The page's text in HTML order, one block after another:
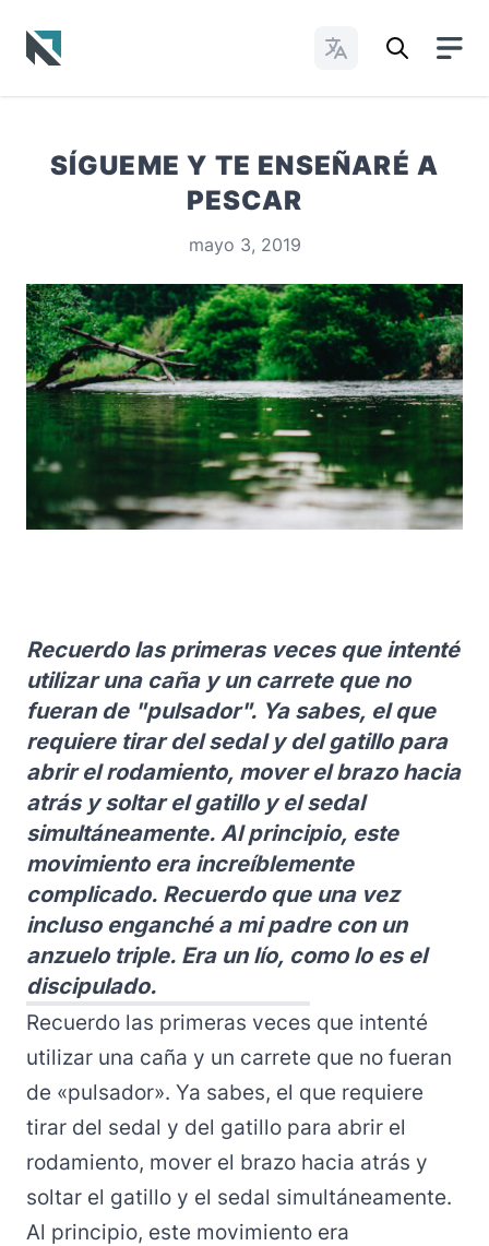
Cambiar idioma
SÍGUEME Y TE ENSEÑARÉ A
PESCAR
mayo 3, 2019
Recuerdo las primeras veces que intenté
utilizar una caña y un carrete que no
fueran de "pulsador". Ya sabes, el que
requiere tirar del sedal y del gatillo para
abrir el rodamiento, mover el brazo hacia
atrás y soltar el gatillo y el sedal
simultáneamente. Al principio, este
movimiento era increíblemente
complicado. Recuerdo que una vez
incluso enganché a mi padre con un
anzuelo triple. Era un lío, como lo es el
discipulado.
Recuerdo las primeras veces que intenté
utilizar una caña y un carrete que no fueran
de «pulsador». Ya sabes, el que requiere
tirar del sedal y del gatillo para abrir el
rodamiento, mover el brazo hacia atrás y
soltar el gatillo y el sedal simultáneamente.
Al principio, este movimiento era